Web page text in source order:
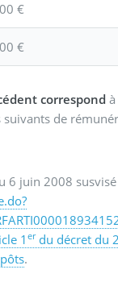
€
€
correspond
de
6 juin 2008
1erdu décret du
.